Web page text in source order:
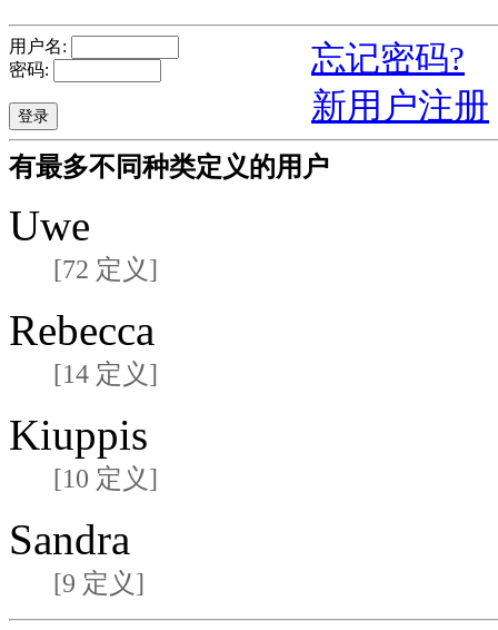
用户名:
密码:
忘记密码?
新用户注册
有最多不同种类定义的用户
Uwe
[72 定义]
Rebecca
[14 定义]
Kiuppis
[10 定义]
Sandra
[9 定义]